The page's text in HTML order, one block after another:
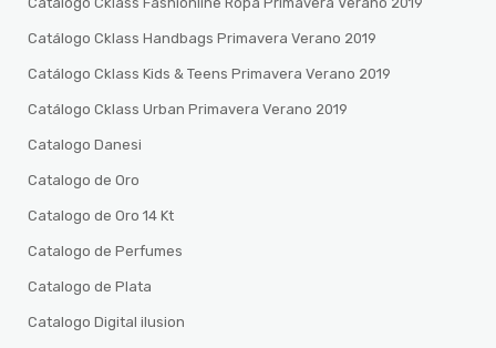
Catálogo Cklass Handbags Primavera Verano 2019
Catálogo Cklass Kids & Teens Primavera Verano 2019
Catálogo Cklass Urban Primavera Verano 2019
Catalogo Danesi
Catalogo de Oro
Catalogo de Oro 14 Kt
Catalogo de Perfumes
Catalogo de Plata
Catalogo Digital ilusion